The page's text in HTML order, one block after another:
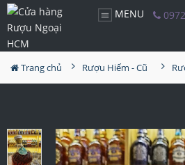
MENU
Trang chủ Rượu Hiếm - Cũ